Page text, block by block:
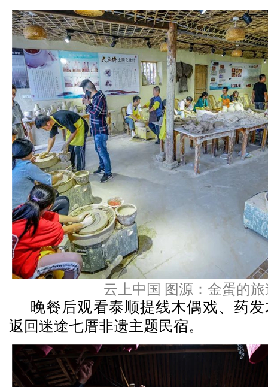
云上中国 图源：金蛋的
晚餐后观看泰顺提线木偶戏、药
返回迷途七厝非遗主题民宿。